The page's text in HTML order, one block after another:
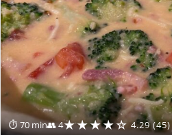
⏱ 70 min👥 4★★★★☆ 4.29 (45)